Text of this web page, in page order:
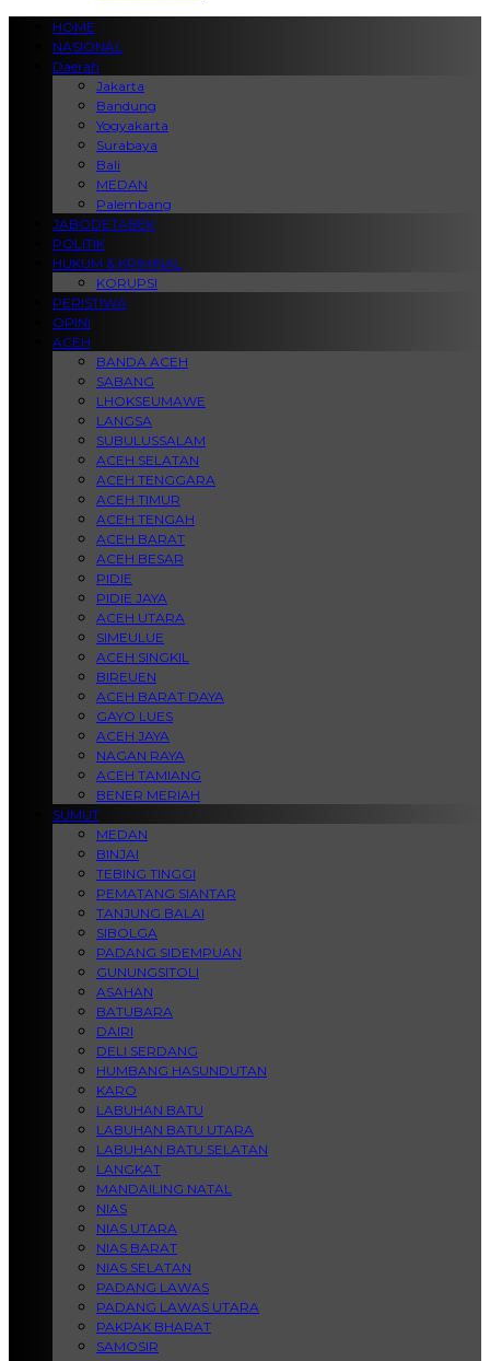
HOME
NASIONAL
Daerah
Jakarta
Bandung
Yogyakarta
Surabaya
Bali
MEDAN
Palembang
JABODETABEK
POLITIK
HUKUM & KRIMINAL
KORUPSI
PERISTIWA
OPINI
ACEH
BANDA ACEH
SABANG
LHOKSEUMAWE
LANGSA
SUBULUSSALAM
ACEH SELATAN
ACEH TENGGARA
ACEH TIMUR
ACEH TENGAH
ACEH BARAT
ACEH BESAR
PIDIE
PIDIE JAYA
ACEH UTARA
SIMEULUE
ACEH SINGKIL
BIREUEN
ACEH BARAT DAYA
GAYO LUES
ACEH JAYA
NAGAN RAYA
ACEH TAMIANG
BENER MERIAH
SUMUT
MEDAN
BINJAI
TEBING TINGGI
PEMATANG SIANTAR
TANJUNG BALAI
SIBOLGA
PADANG SIDEMPUAN
GUNUNGSITOLI
ASAHAN
BATUBARA
DAIRI
DELI SERDANG
HUMBANG HASUNDUTAN
KARO
LABUHAN BATU
LABUHAN BATU UTARA
LABUHAN BATU SELATAN
LANGKAT
MANDAILING NATAL
NIAS
NIAS UTARA
NIAS BARAT
NIAS SELATAN
PADANG LAWAS
PADANG LAWAS UTARA
PAKPAK BHARAT
SAMOSIR